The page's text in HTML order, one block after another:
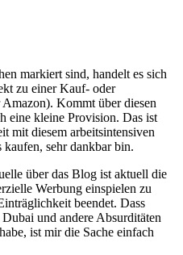
markiert sind, handelt es sich
zu einer Kauf- oder
Kommt über diesen
eine kleine Provision. Das ist
mit diesem arbeitsintensiven
sehr dankbar bin.
über das Blog ist aktuell die
Werbung einspielen zu
beendet. Dass
und andere Absurditäten
ist mir die Sache einfach